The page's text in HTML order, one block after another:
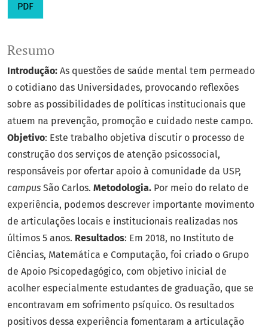
PDF
Resumo
Introdução: As questões de saúde mental tem permeado
o cotidiano das Universidades, provocando reflexões
sobre as possibilidades de políticas institucionais que
atuem na prevenção, promoção e cuidado neste campo.
Objetivo: Este trabalho objetiva discutir o processo de
construção dos serviços de atenção psicossocial,
responsáveis por ofertar apoio à comunidade da USP,
campus São Carlos. Metodologia. Por meio do relato de
experiência, podemos descrever importante movimento
de articulações locais e institucionais realizadas nos
últimos 5 anos. Resultados: Em 2018, no Instituto de
Ciências, Matemática e Computação, foi criado o Grupo
de Apoio Psicopedagógico, com objetivo inicial de
acolher especialmente estudantes de graduação, que se
encontravam em sofrimento psíquico. Os resultados
positivos dessa experiência fomentaram a articulação